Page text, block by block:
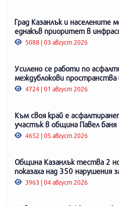
Град Казанлък и населените
еднакъв приоритет в
5088 | 03 август 2026
Усилено се работи по
междублокови пространства
4724 | 01 август 2026
Към своя край е
участък в община Павел баня
4652 | 05 август 2026
Община Казанлък тества 2
показаха над 350 нарушения
3963 | 04 август 2026